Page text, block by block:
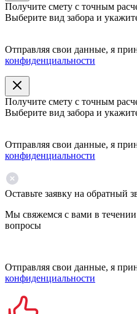
Получите смету с точным
Выберите вид забора и
Отправляя свои данные, я
конфиденциальности
Получите смету с точным
Выберите вид забора и
Отправляя свои данные, я
конфиденциальности
Оставьте заявку на обратный
Мы свяжемся с вами в
вопросы
Отправляя свои данные, я
конфиденциальности